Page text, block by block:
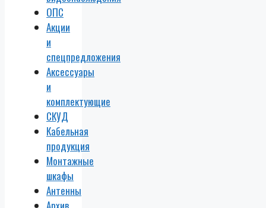
ОПС
Акции
и
спецпредложения
Аксессуары
и
комплектующие
СКУД
Кабельная
продукция
Монтажные
шкафы
Антенны